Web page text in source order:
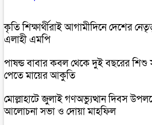
কৃতি শিক্ষার্থীরাই আগামীদিনে দেশের
এলাহী এমপি
পাষন্ড বাবার কবল থেকে দুই বছরের শিশু
পেতে মায়ের আকুতি
মোল্লাহাটে জুলাই গণঅভ্যুত্থান দিবস
আলোচনা সভা ও দোয়া মাহফিল